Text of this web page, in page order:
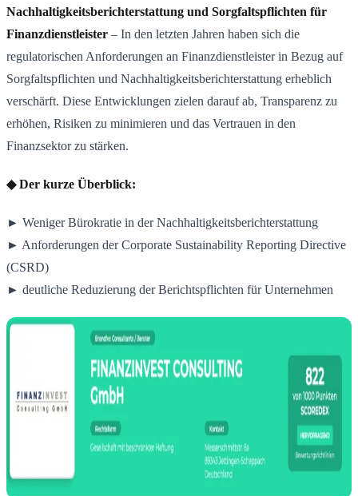
Nachhaltigkeitsberichterstattung und Sorgfaltspflichten für
Finanzdienstleister – In den letzten Jahren haben sich die
regulatorischen Anforderungen an Finanzdienstleister in Bezug auf
Sorgfaltspflichten und Nachhaltigkeitsberichterstattung erheblich
verschärft. Diese Entwicklungen zielen darauf ab, Transparenz zu
erhöhen, Risiken zu minimieren und das Vertrauen in den
Finanzsektor zu stärken.
◆ Der kurze Überblick:
► Weniger Bürokratie in der Nachhaltigkeitsberichterstattung
► Anforderungen der Corporate Sustainability Reporting Directive
(CSRD)
► deutliche Reduzierung der Berichtspflichten für Unternehmen